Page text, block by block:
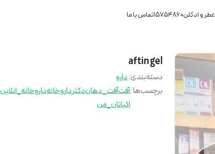
عطر و ادکلن15754860تماس با ما
aftin gel
دسته‌بندی:دارو
برچسب‌ها :آفتآفت_دهاندکترداروخانهداروخانه_انلاین
اکباتان_من